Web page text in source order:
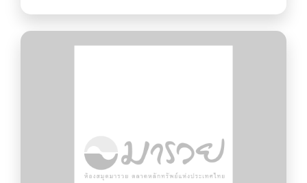
the science, economics, and
diplomacy of climate change